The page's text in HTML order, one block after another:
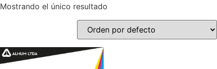
Mostrando el único resultado